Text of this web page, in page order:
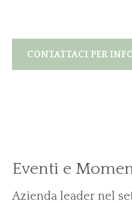
CONTATTACI PER
Eventi e
Azienda leader nel